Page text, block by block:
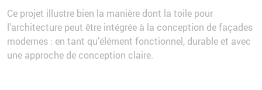
Ce projet illustre bien la manière dont la toile pour
l’architecture peut être intégrée à la conception de façades
modernes : en tant qu’élément fonctionnel, durable et avec
une approche de conception claire.